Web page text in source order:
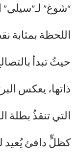
“شوغ” لـ”سيلي”
اللحظة بمثابة
حيثُ تبدأ
ذاتها، يعكس
التي تنقذُ بطلة
كظلٍّ دافئ يُعيد